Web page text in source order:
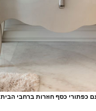
כפתורי כסף חוזרות ברחבי הבית